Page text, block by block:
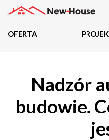
Oferta
Działki
OFERTA
Nadzór
budowie.